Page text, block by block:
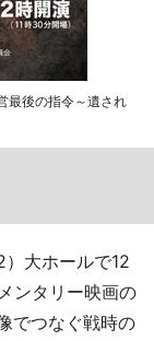
最後の指令～遺され
大ホールで12
ンタリー映画の
でつなぐ戦時の